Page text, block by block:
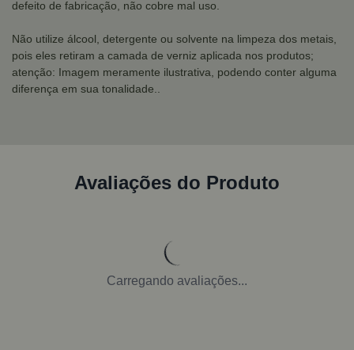
defeito de fabricação, não cobre mal uso.
Não utilize álcool, detergente ou solvente na limpeza dos metais,
pois eles retiram a camada de verniz aplicada nos produtos;
atenção: Imagem meramente ilustrativa, podendo conter alguma
diferença em sua tonalidade..
Avaliações do Produto
Carregando avaliações...